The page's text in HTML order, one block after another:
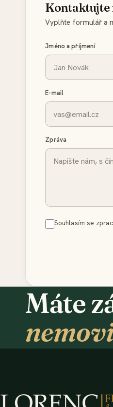
Kontaktujte
Vyplňte formulář a
Jméno a příjmení
E-mail
Zpráva
Souhlasím se
Máte